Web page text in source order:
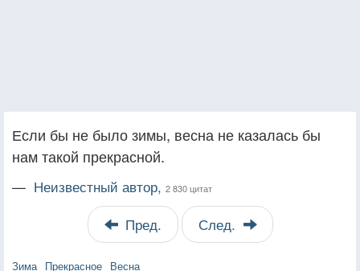
Если бы не было зимы, весна не казалась бы
нам такой прекрасной.
— Неизвестный автор, 2 830 цитат
Пред. След.
Зима Прекрасное Весна